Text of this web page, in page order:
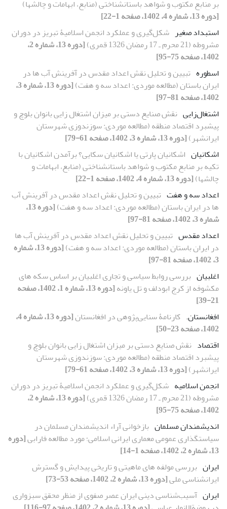
[دوره 13، شماره 4، 1402، صفحه 1-22]
استبداد صغیر شکل‌گیری و عملکرد انجمن اسلامیۀ تبریز در دوران
مشروطه (21 محرم ـ 17 رمضان 1326 قمری)
[دوره 13، شماره 2،
1402، صفحه 75-95]
اسطوره تبیین و تحلیل نقش اعداد مقدس در آفرینش آب ها در
ایران باستان (مطالعه موردی: اعداد سه و هفت)
[دوره 13، شماره 3،
1402، صفحه 81-97]
اشتغال‌زایی نقش صنایع‏ دستی بر میزان اشتغال ‏زایی بانوان بلوچ و
پیشبرد اقتصاد منطقه (مطالعه موردی: سوزن‏دوزی شهرستان
ایرانشهر)[دوره 13، شماره 3، 1402، صفحه 61-79]
اشکانیان
‎تکیه‎ ‎‏بر منابع ‏مکتوب و شواهد باستان‏شناختی (منابع، ابهامات و
چالش‏ها)‏[دوره 13، شماره 4، 1402، صفحه 1-22]
اعداد سه و هفت تبیین و تحلیل نقش اعداد مقدس در آفرینش آب
ها در ایران باستان (مطالعه موردی: اعداد سه و هفت)
[دوره 13،
شماره 3، 1402، صفحه 81-97]
اعداد مقدس تبیین و تحلیل نقش اعداد مقدس در آفرینش آب ها
در ایران باستان (مطالعه موردی: اعداد سه و هفت)
[دوره 13، شماره
3، 1402، صفحه 81-97]
اغلبیان بررسی روابط سیاسی و تجاری اغلبیان بر اساس سکه های
مکشوفه از کرج ابودلف و تل یاونه
[دوره 13، شماره 1، 1402، صفحه
21-39]
افغانستان.‏ کارنامۀ سنایی‌پژوهی در افغانستان
[دوره 13، شماره 4،
1402، صفحه 23-50]
اقتصاد نقش صنایع‏ دستی بر میزان اشتغال ‏زایی بانوان بلوچ و
پیشبرد اقتصاد منطقه (مطالعه موردی: سوزن‏دوزی شهرستان
ایرانشهر)[دوره 13، شماره 3، 1402، صفحه 61-79]
انجمن اسلامیه شکل‌گیری و عملکرد انجمن اسلامیۀ تبریز در دوران
مشروطه (21 محرم ـ 17 رمضان 1326 قمری)
[دوره 13، شماره 2،
1402، صفحه 75-95]
اندیشمندان مسلمان بازخوانی آراء اندیشمندان مسلمان در
سیاستگذاری عمومی معماری ایرانی اسلامی؛ مورد مطالعه فارابی[دوره
13، شماره 2، 1402، صفحه 1-14]
ایران بررسی مولفه ‏های ماهیتی و تاریخی پیدایش و گسترش
ایران‏شناسی ملی[دوره 13، شماره 2، 1402، صفحه 53-73]
ایران آسیب‌شناسی دینی ایران عصر صفوی از منظر محقق سبزواری